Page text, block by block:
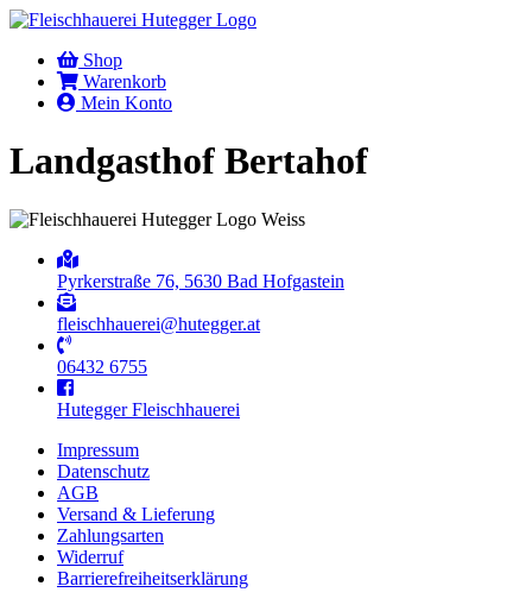
Shop
Warenkorb
Mein Konto
Landgasthof Bertahof
Pyrkerstraße 76, 5630 Bad Hofgastein
fleischhauerei@hutegger.at
06432 6755
Hutegger Fleischhauerei
Impressum
Datenschutz
AGB
Versand & Lieferung
Zahlungsarten
Widerruf
Barrierefreiheits­erklärung